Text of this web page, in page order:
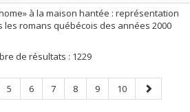
à la maison hantée : représentation
les romans québécois des années 2000
de résultats : 1229
Page
5 Page
6 Page
7 Page
8 Page
9 Page
10
Page
suivante